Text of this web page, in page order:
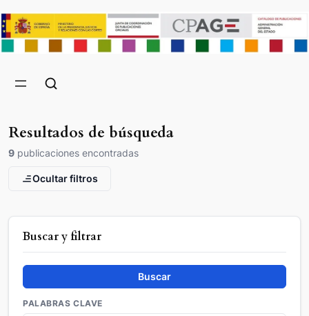
Resultados de búsqueda
9 publicaciones encontradas
Ocultar filtros
Buscar y filtrar
Buscar
PALABRAS CLAVE